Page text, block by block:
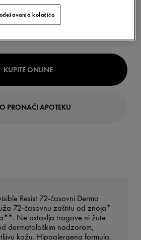
KUPITE ONLINE
PRONAĆI APOTEKU
Resist 72-časovni Dermo
72-časovnu zaštitu od znoja*
Ne ostavlja tragove ni žute
dermatološkim nadzorom,
kožu. Hipoalergena formula.
kolačića